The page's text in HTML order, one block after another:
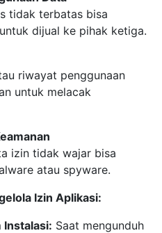
tidak terbatas bisa
dijual ke pihak ketiga.
riwayat penggunaan
untuk melacak
izin tidak wajar bisa
atau spyware.
Izin Aplikasi:
Instalasi: Saat mengunduh